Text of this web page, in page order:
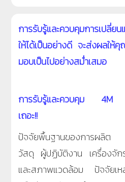
การรับรู้และควบคุมการเปลี่ย
ให้ได้เป็นอย่างดี จะส่งผลใ
มอบเป็นไปอย่างสม่ำเสมอ
เราม
การรับรู้และควบคุม 4M
เถอะ!!
ปัจจัยพื้นฐานของการผลิต
วัสดุ ผู้ปฏิบัติงาน เครื่องจัก
และสภาพแวดล้อม ปัจจัยเห